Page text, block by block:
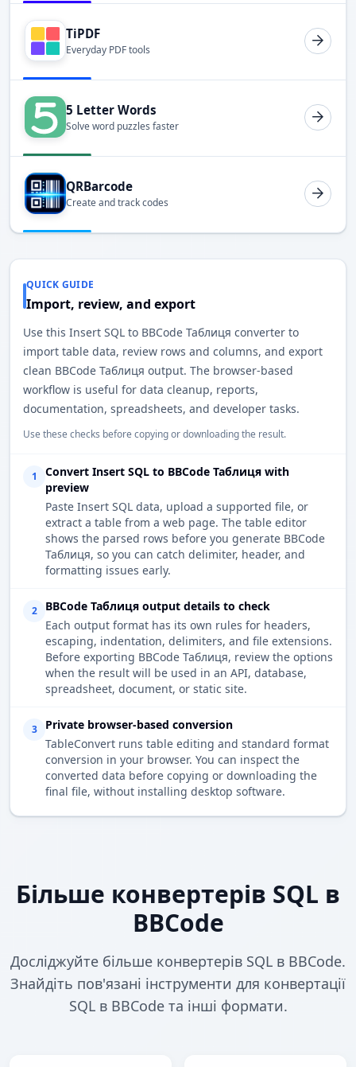
TiPDF
Everyday PDF tools
5 Letter Words
Solve word puzzles faster
QRBarcode
Create and track codes
QUICK GUIDE
Import, review, and export
Use this Insert SQL to BBCode Таблиця converter to
import table data, review rows and columns, and export
clean BBCode Таблиця output. The browser-based
workflow is useful for data cleanup, reports,
documentation, spreadsheets, and developer tasks.
Use these checks before copying or downloading the result.
1
Convert Insert SQL to BBCode Таблиця with
preview
Paste Insert SQL data, upload a supported file, or
extract a table from a web page. The table editor
shows the parsed rows before you generate BBCode
Таблиця, so you can catch delimiter, header, and
formatting issues early.
2
BBCode Таблиця output details to check
Each output format has its own rules for headers,
escaping, indentation, delimiters, and file extensions.
Before exporting BBCode Таблиця, review the options
when the result will be used in an API, database,
spreadsheet, document, or static site.
3
Private browser-based conversion
TableConvert runs table editing and standard format
conversion in your browser. You can inspect the
converted data before copying or downloading the
final file, without installing desktop software.
Більше конвертерів SQL в
BBCode
Досліджуйте більше конвертерів SQL в BBCode.
Знайдіть пов'язані інструменти для конвертації
SQL в BBCode та інші формати.